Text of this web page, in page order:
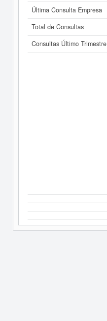
Última Consulta Empresa
Total de Consultas
Consultas Último Trimestre